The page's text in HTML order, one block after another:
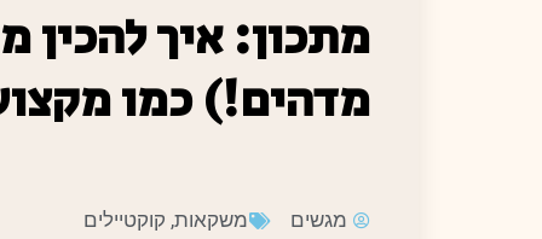
מתכון: איך להכין
מדהים!) כמו
מגשים משקאות, קוקטיילים